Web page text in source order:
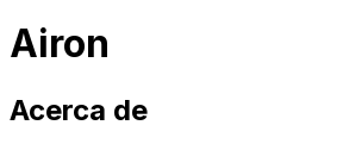
Airon
Acerca de